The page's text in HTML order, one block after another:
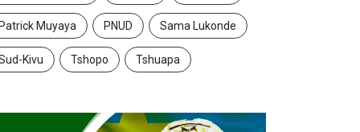
Patrick Muyaya PNUD Sama Lukonde
Kivu Tshopo Tshuapa